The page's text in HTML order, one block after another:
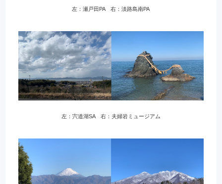
左：瀬戸田PA 右：淡路島南PA
左：宍道湖SA 右：夫婦岩ミュージアム